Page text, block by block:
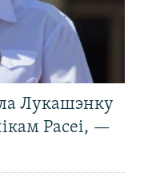
Лукашэнку
Расеі, —